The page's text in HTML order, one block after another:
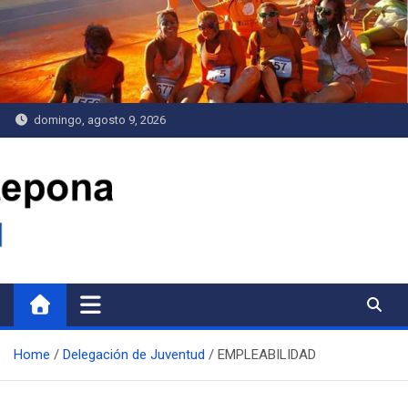
Saltar
al
contenido
domingo, agosto 9, 2026
Home Delegación de Juventud EMPLEABILIDAD